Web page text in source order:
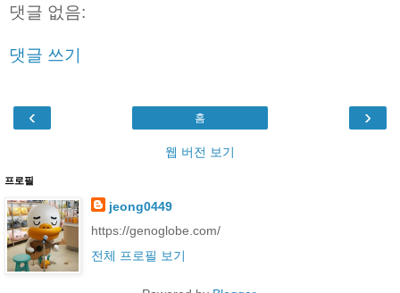
댓글 없음:
댓글 쓰기
‹ ›
홈
웹 버전 보기
프로필
jeong0449
https://genoglobe.com/
전체 프로필 보기